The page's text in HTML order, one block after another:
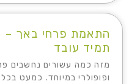
התאמת פרחי באך –
תמיד עובד
מזה כמה עשורים נחשבים
ופופולרי במיוחד. כמעט